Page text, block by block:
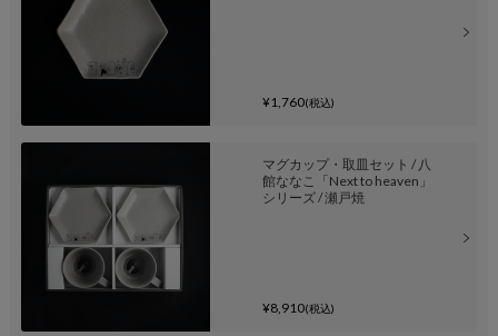
¥1,760(税込)
マグカップ・取皿セット / 八
館ななこ「Next to heaven」
シリーズ / 瀬戸焼
¥8,910(税込)